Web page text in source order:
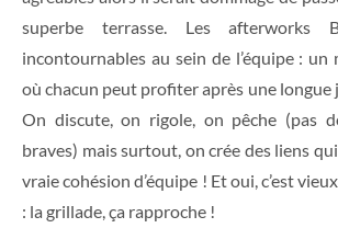
superbe terrasse. Les afterworks
incontournables au sein de l’équipe : un
où chacun peut profiter après une longue
On discute, on rigole, on pêche (pas
braves) mais surtout, on crée des liens
vraie cohésion d’équipe ! Et oui, c’est
: la grillade, ça rapproche !